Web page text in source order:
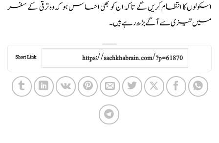
اسکولوں کا انتظام کریں گے تاکہ ان کو بھی احساس ہو کہ وہ ترقی کے سفر
میں تیزی سے آگے بڑھ رہے ہیں۔
Short Link